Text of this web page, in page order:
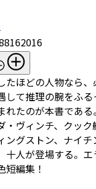
たほどの人物なら
して推理の腕をふ
れたのが本書であ
・ヴィンチ、クッ
ングストン、ナイ
十人が登場する。
短編集！